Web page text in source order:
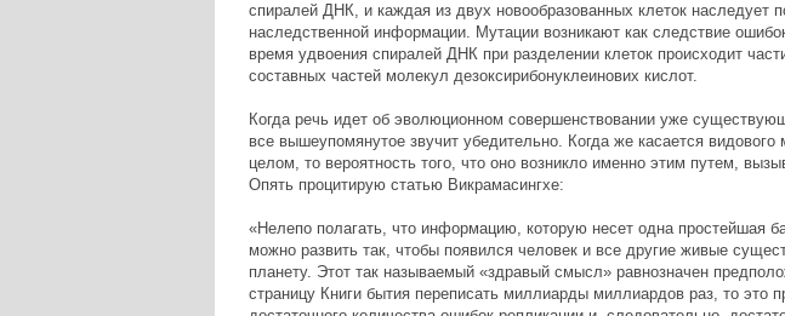
спиралей ДНК, и каждая из двух новообразованных клеток наследует
наследственной информации. Мутации возникают как следствие
время удвоения спиралей ДНК при разделении клеток происходит
составных частей молекул дезоксирибонуклеинових кислот.
Когда речь идет об эволюционном совершенствовании уже
все вышеупомянутое звучит убедительно. Когда же касается видового
целом, то вероятность того, что оно возникло именно этим путем,
Опять процитирую статью Викрамасингхе:
«Нелепо полагать, что информацию, которую несет одна простейшая
можно развить так, чтобы появился человек и все другие живые
планету. Этот так называемый «здравый смысл» равнозначен
страницу Книги бытия переписать миллиарды миллиардов раз, то это